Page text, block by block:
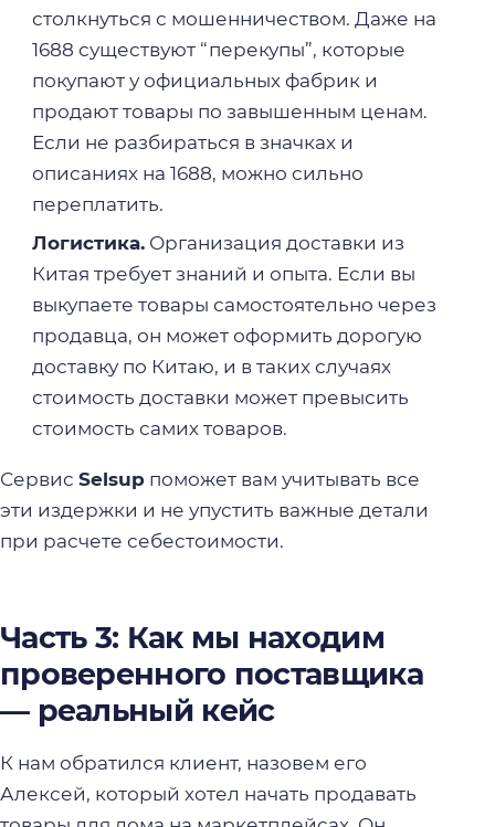
столкнуться с мошенничеством. Даже на
1688 существуют “перекупы”, которые
покупают у официальных фабрик и
продают товары по завышенным ценам.
Если не разбираться в значках и
описаниях на 1688, можно сильно
переплатить.
Логистика.Организация доставки из
Китая требует знаний и опыта. Если вы
выкупаете товары самостоятельно через
продавца, он может оформить дорогую
доставку по Китаю, и в таких случаях
стоимость доставки может превысить
стоимость самих товаров.
Сервис Selsup поможет вам учитывать все
эти издержки и не упустить важные детали
при расчете себестоимости.
Часть 3: Как мы находим
проверенного поставщика
— реальный кейс
К нам обратился клиент, назовем его
Алексей, который хотел начать продавать